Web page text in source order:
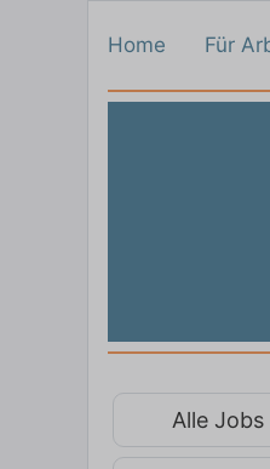
Home Für
Alle Jobs